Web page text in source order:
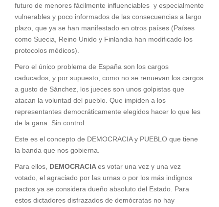
futuro de menores fácilmente influenciables y especialmente
vulnerables y poco informados de las consecuencias a largo
plazo, que ya se han manifestado en otros países (Países
como Suecia, Reino Unido y Finlandia han modificado los
protocolos médicos).
Pero el único problema de España son los cargos
caducados, y por supuesto, como no se renuevan los cargos
a gusto de Sánchez, los jueces son unos golpistas que
atacan la voluntad del pueblo. Que impiden a los
representantes democráticamente elegidos hacer lo que les
de la gana. Sin control.
Este es el concepto de DEMOCRACIA y PUEBLO que tiene
la banda que nos gobierna.
Para ellos, DEMOCRACIAes votar una vez y una vez
votado, el agraciado por las urnas o por los más indignos
pactos ya se considera dueño absoluto del Estado. Para
estos dictadores disfrazados de demócratas no hay